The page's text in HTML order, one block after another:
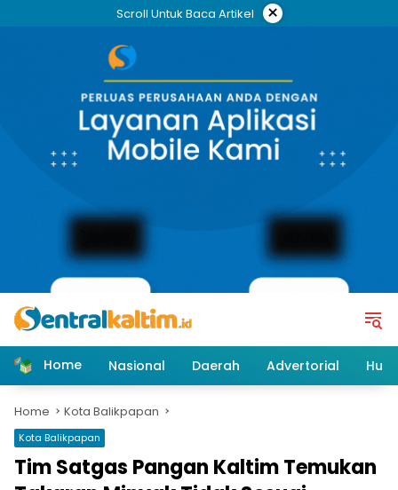
Scroll Untuk Baca Artikel ×
Home Nasional Daerah Advertorial
Home Kota Balikpapan
Kota Balikpapan
Tim Satgas Pangan Kaltim Temukan